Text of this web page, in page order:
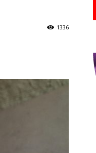
1336